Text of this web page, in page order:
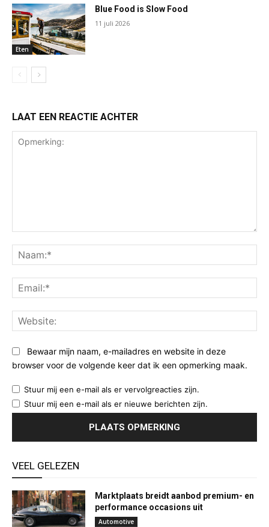
Eten
Blue Food is Slow Food
11 juli 2026
LAAT EEN REACTIE ACHTER
Bewaar mijn naam, e-mailadres en website in deze
browser voor de volgende keer dat ik een opmerking maak.
Stuur mij een e-mail als er vervolgreacties zijn.
Stuur mij een e-mail als er nieuwe berichten zijn.
VEEL GELEZEN
Marktplaats breidt aanbod premium- en
performance occasions uit
Automotive